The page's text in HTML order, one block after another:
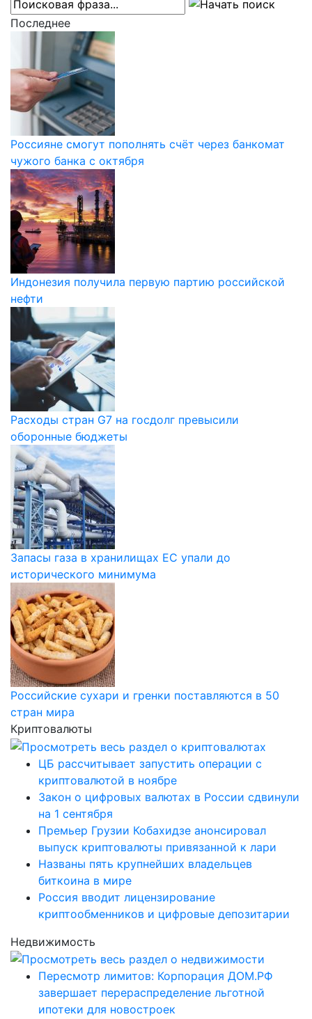
Последнее
Россияне смогут пополнять счёт через банкомат
чужого банка с октября
Индонезия получила первую партию российской
нефти
Расходы стран G7 на госдолг превысили
оборонные бюджеты
Запасы газа в хранилищах ЕС упали до
исторического минимума
Российские сухари и гренки поставляются в 50
стран мира
Криптовалюты
ЦБ рассчитывает запустить операции с
криптовалютой в ноябре
Закон о цифровых валютах в России сдвинули
на 1 сентября
Премьер Грузии Кобахидзе анонсировал
выпуск криптовалюты привязанной к лари
Названы пять крупнейших владельцев
биткоина в мире
Россия вводит лицензирование
криптообменников и цифровые депозитарии
Недвижимость
Пересмотр лимитов: Корпорация ДОМ.РФ
завершает перераспределение льготной
ипотеки для новостроек